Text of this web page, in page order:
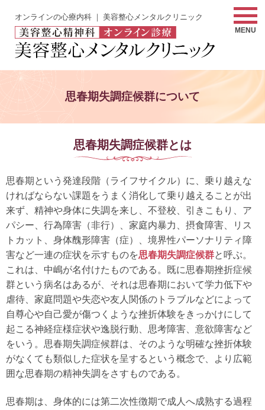
オンラインの心療内科 ｜ 美容整心メンタルクリニック
MENU
思春期失調症候群について
思春期失調症候群とは
思春期という発達段階（ライフサイクル）に、乗り越えな
ければならない課題をうまく消化して乗り越えることが出
来ず、精神や身体に失調を来し、不登校、引きこもり、ア
パシー、行為障害（非行）、家庭内暴力、摂食障害、リス
トカット、身体醜形障害（症）、境界性パーソナリティ障
害など一連の症状を示すものを思春期失調症候群と呼ぶ。
これは、中嶋が名付けたものである。既に思春期挫折症候
群という病名はあるが、それは思春期において学力低下や
虐待、家庭問題や失恋や友人関係のトラブルなどによって
自尊心や自己愛が傷つくような挫折体験をきっかけにして
起こる神経症様症状や逸脱行動、思考障害、意欲障害など
をいう。思春期失調症候群は、そのような明確な挫折体験
がなくても類似した症状を呈するという概念で、より広範
囲な思春期の精神失調をさすものである。
思春期は、身体的には第二次性徴期で成人へ成熟する過程